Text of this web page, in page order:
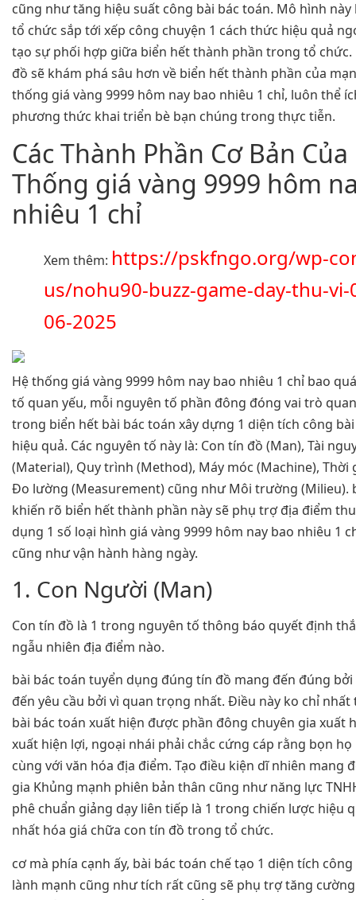
cũng như tăng hiệu suất công bài bác toán. Mô hình này
tổ chức sắp tới xếp công chuyện 1 cách thức hiệu quả
tạo sự phối hợp giữa biển hết thành phần trong tổ chức.
đồ sẽ khám phá sâu hơn về biển hết thành phần của
thống giá vàng 9999 hôm nay bao nhiêu 1 chỉ, luôn thể
phương thức khai triển bè bạn chúng trong thực tiễn.
Các Thành Phần Cơ Bản Của
Thống giá vàng 9999 hôm
nhiêu 1 chỉ
Xem thêm: https://pskfngo.org/wp-
us/nohu90-buzz-game-day-thu-vi-
06-2025
Hệ thống giá vàng 9999 hôm nay bao nhiêu 1 chỉ bao
tố quan yếu, mỗi nguyên tố phần đông đóng vai trò
trong biển hết bài bác toán xây dựng 1 diện tích công
hiệu quả. Các nguyên tố này là: Con tín đồ (Man), Tài
(Material), Quy trình (Method), Máy móc (Machine), Thời
Đo lường (Measurement) cũng như Môi trường (Milieu).
khiến rõ biển hết thành phần này sẽ phụ trợ địa điểm
dụng 1 số loại hình giá vàng 9999 hôm nay bao nhiêu 1
cũng như vận hành hàng ngày.
1. Con Người (Man)
Con tín đồ là 1 trong nguyên tố thông báo quyết định
ngẫu nhiên địa điểm nào.
bài bác toán tuyển dụng đúng tín đồ mang đến đúng
đến yêu cầu bởi vì quan trọng nhất. Điều này ko chỉ
bài bác toán xuất hiện được phần đông chuyên gia xuất
xuất hiện lợi, ngoại nhái phải chắc cứng cáp rằng bọn
cùng với văn hóa địa điểm. Tạo điều kiện dĩ nhiên mang
gia Khủng mạnh phiên bản thân cũng như năng lực
phê chuẩn giảng dạy liên tiếp là 1 trong chiến lược hiệu
nhất hóa giá chữa con tín đồ trong tổ chức.
cơ mà phía cạnh ấy, bài bác toán chế tạo 1 diện tích
lành mạnh cũng như tích rất cũng sẽ phụ trợ tăng